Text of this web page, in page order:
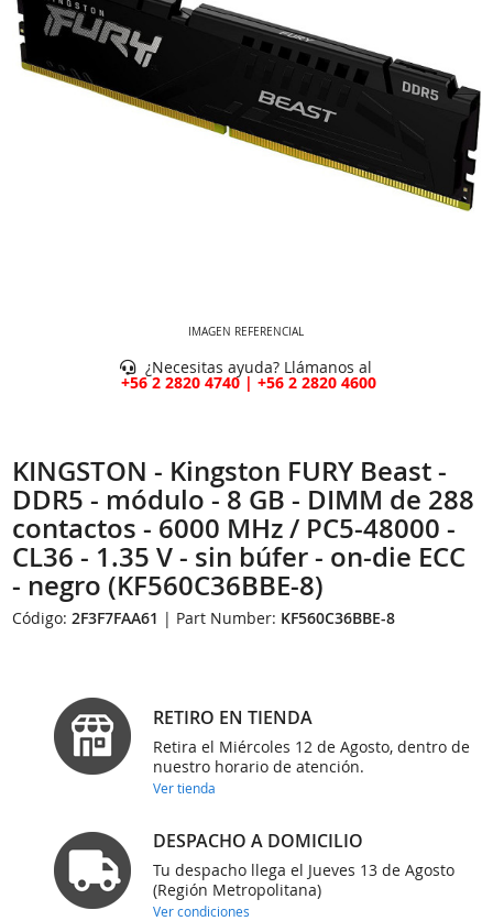
IMAGEN REFERENCIAL
¿Necesitas ayuda? Llámanos al
+56 2 2820 4740 | +56 2 2820 4600
KINGSTON - Kingston FURY Beast -
DDR5 - módulo - 8 GB - DIMM de 288
contactos - 6000 MHz / PC5-48000 -
CL36 - 1.35 V - sin búfer - on-die ECC
- negro (KF560C36BBE-8)
Código:2F3F7FAA61 | Part Number: KF560C36BBE-8
RETIRO EN TIENDA
Retira el Miércoles 12 de Agosto, dentro de
nuestro horario de atención.
Ver tienda
DESPACHO A DOMICILIO
Tu despacho llega el Jueves 13 de Agosto
(Región Metropolitana)
Ver condiciones